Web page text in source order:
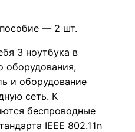
— 2 шт.
3 ноутбука в
оборудования,
и оборудование
сеть. К
беспроводные
IEEE 802.11n